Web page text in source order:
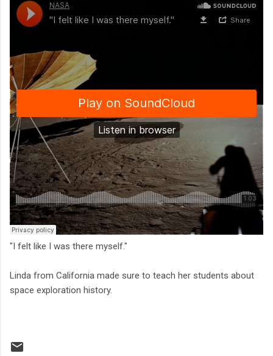
"I felt like I was there myself."
Linda from California made sure to teach her students about
space exploration history.